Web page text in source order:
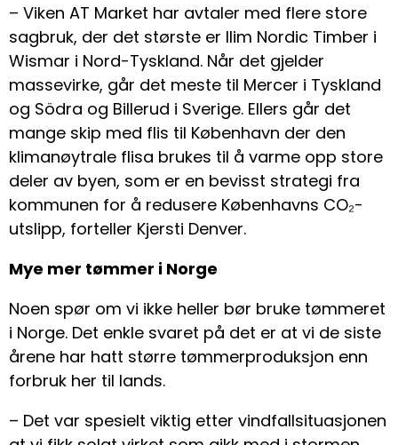
– Viken AT Market har avtaler med flere store
sagbruk, der det største er Ilim Nordic Timber i
Wismar i Nord-Tyskland. Når det gjelder
massevirke, går det meste til Mercer i Tyskland
og Södra og Billerud i Sverige. Ellers går det
mange skip med flis til København der den
klimanøytrale flisa brukes til å varme opp store
deler av byen, som er en bevisst strategi fra
kommunen for å redusere Københavns CO₂-
utslipp, forteller Kjersti Denver.
Mye mer tømmer i Norge
Noen spør om vi ikke heller bør bruke tømmeret
i Norge. Det enkle svaret på det er at vi de siste
årene har hatt større tømmerproduksjon enn
forbruk her til lands.
– Det var spesielt viktig etter vindfallsituasjonen